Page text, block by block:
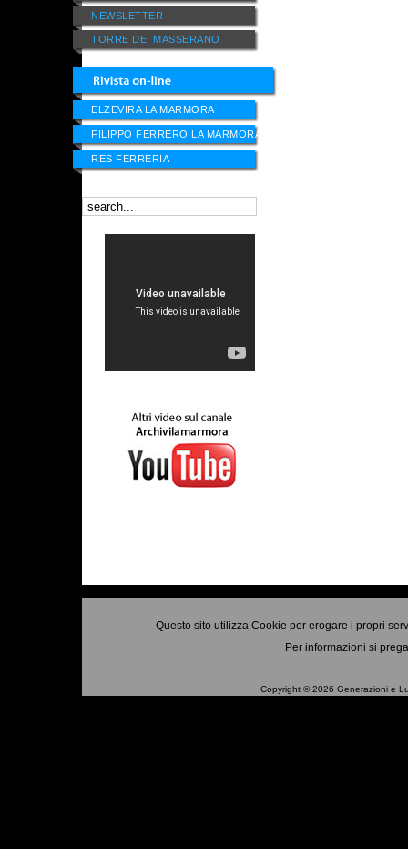
NEWSLETTER
TORRE DEI MASSERANO
ELZEVIRA LA MARMORA
FILIPPO FERRERO LA MARMORA
RES FERRERIA
Questo sito utilizza Cookie per erogare i propri
Per informazioni si
Copyright © 2026 Generazioni e